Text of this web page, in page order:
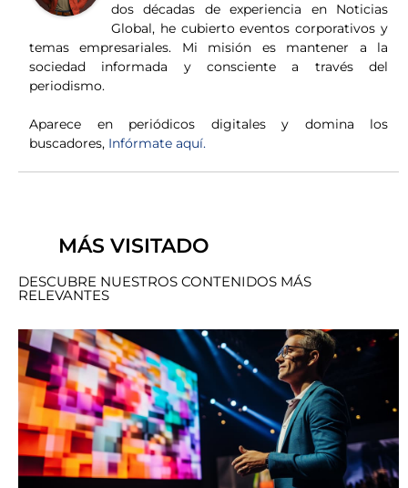
dos décadas de experiencia en Noticias
Global, he cubierto eventos corporativos y
temas empresariales. Mi misión es mantener a la
sociedad informada y consciente a través del
periodismo.
Aparece en periódicos digitales y domina los
buscadores, Infórmate aquí.
MÁS VISITADO
DESCUBRE NUESTROS CONTENIDOS MÁS
RELEVANTES